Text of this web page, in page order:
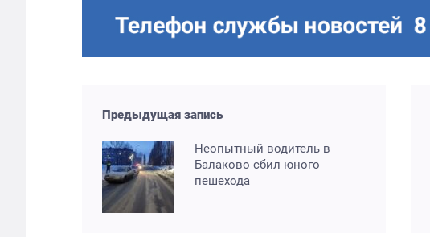
Предыдущая запись
Неопытный водитель в
Балаково сбил юного
пешехода